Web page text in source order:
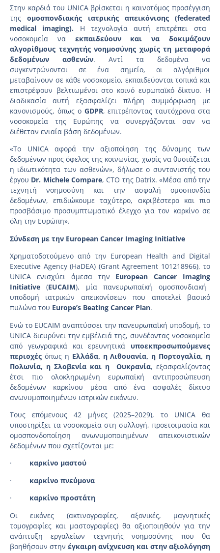
Στην καρδιά του UNICA βρίσκεται η καινοτόμος προσέγγιση
της ομοσπονδιακής ιατρικής απεικόνισης (federated
medical imaging). Η τεχνολογία αυτή επιτρέπει στα
νοσοκομεία να εκπαιδεύουν και να δοκιμάζουν
αλγορίθμους τεχνητής νοημοσύνης χωρίς τη μεταφορά
δεδομένων ασθενών. Αντί τα δεδομένα να
συγκεντρώνονται σε ένα σημείο, οι αλγόριθμοι
μεταβαίνουν σε κάθε νοσοκομείο, εκπαιδεύονται τοπικά και
επιστρέφουν βελτιωμένοι στο κοινό ευρωπαϊκό δίκτυο. Η
διαδικασία αυτή εξασφαλίζει πλήρη συμμόρφωση με
κανονισμούς, όπως ο GDPR, επιτρέποντας ταυτόχρονα στα
νοσοκομεία της Ευρώπης να συνεργάζονται σαν να
διέθεταν ενιαία βάση δεδομένων.
«Το UNICA αφορά την αξιοποίηση της δύναμης των
δεδομένων προς όφελος της κοινωνίας, χωρίς να θυσιάζεται
η ιδιωτικότητα των ασθενών», δήλωσε ο συντονιστής του
έργου Dr. Michele Compare, CTO της Datrix. «Μέσα από την
τεχνητή νοημοσύνη και την ασφαλή ομοσπονδία
δεδομένων, επιδιώκουμε ταχύτερο, ακριβέστερο και πιο
προσβάσιμο προσυμπτωματικό έλεγχο για τον καρκίνο σε
όλη την Ευρώπη».
Σύνδεση με την European Cancer Imaging Initiative
Χρηματοδοτούμενο από την European Health and Digital
Executive Agency (HaDEA) (Grant Agreement 101218966), το
UNICA ενισχύει άμεσα την European Cancer Imaging
Initiative (EUCAIM), μία πανευρωπαϊκή ομοσπονδιακή
υποδομή ιατρικών απεικονίσεων που αποτελεί βασικό
πυλώνα του Europe’s Beating Cancer Plan.
Ενώ το EUCAIM αναπτύσσει την πανευρωπαϊκή υποδομή, το
UNICA διευρύνει την εμβέλειά της, συνδέοντας νοσοκομεία
από γεωγραφικά και ερευνητικά υποεκπροσωπούμενες
περιοχές όπως η Ελλάδα, η Λιθουανία, η Πορτογαλία, η
Πολωνία, η Σλοβενία και η Ουκρανία, εξασφαλίζοντας
έτσι πιο ολοκληρωμένη ευρωπαϊκή αντιπροσώπευση
δεδομένων καρκίνου μέσα από ένα ασφαλές δίκτυο
ανωνυμοποιημένων ιατρικών εικόνων.
Τους επόμενους 42 μήνες (2025–2029), το UNICA θα
υποστηρίξει τα νοσοκομεία στη συλλογή, προετοιμασία και
ομοσπονδοποίηση ανωνυμοποιημένων απεικονιστικών
δεδομένων που σχετίζονται με:
· καρκίνο μαστού
· καρκίνο πνεύμονα
· καρκίνο προστάτη
Οι εικόνες (ακτινογραφίες, αξονικές, μαγνητικές
τομογραφίες και μαστογραφίες) θα αξιοποιηθούν για την
ανάπτυξη εργαλείων τεχνητής νοημοσύνης που θα
βοηθήσουν στην έγκαιρη ανίχνευση και στην αξιολόγηση